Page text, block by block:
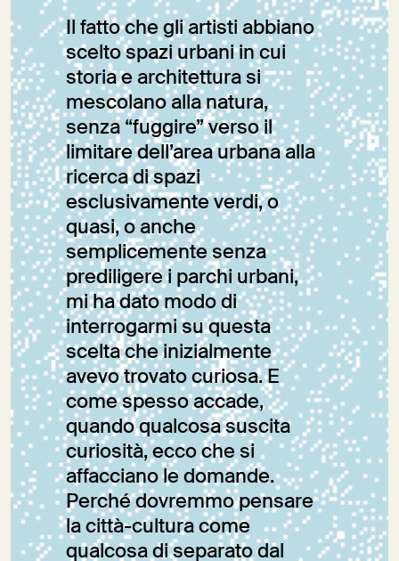
Il fatto che gli artisti abbiano
scelto spazi urbani in cui
storia e architettura si
mescolano alla natura,
senza “fuggire” verso il
limitare dell’area urbana alla
ricerca di spazi
esclusivamente verdi, o
quasi, o anche
semplicemente senza
prediligere i parchi urbani,
mi ha dato modo di
interrogarmi su questa
scelta che inizialmente
avevo trovato curiosa. E
come spesso accade,
quando qualcosa suscita
curiosità, ecco che si
affacciano le domande.
Perché dovremmo pensare
la città-cultura come
qualcosa di separato dal